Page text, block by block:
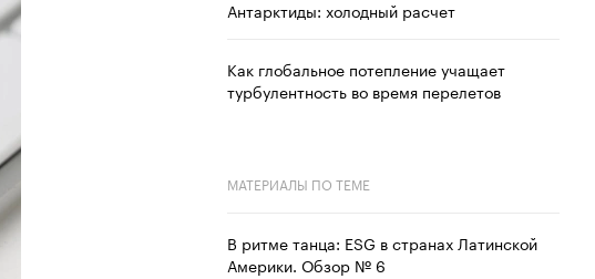
Антарктиды: холодный расчет
Как глобальное потепление учащает
турбулентность во время перелетов
МАТЕРИАЛЫ ПО ТЕМЕ
В ритме танца: ESG в странах Латинской
Америки. Обзор № 6